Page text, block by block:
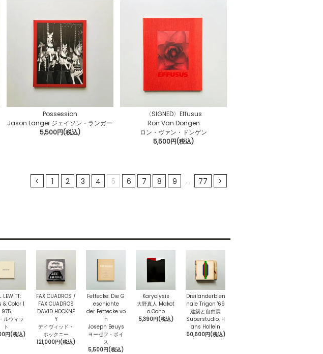
Possession
Jason Langer ジェイソン・ランガー
5,500円(税込)
〈SIGNED〉Effusus
Ron Van Dongen
ロン・ヴァン・ドンゲン
5,500円(税込)
< 1 2 3 4 5 6 7 8 9 ... 77 >
LEWITT:
& Color 1
975
ルウィッ
ト
円(税込)
FAX CUADROS /
FAX CUADROS
DAVID HOCKNE
Y
デイヴィッド・
ホックニー
121,000円(税込)
Fettecke: Die G
eschichte
der Fettecke vo
n
Joseph Beuys
ヨーゼフ・ボイ
ス
5,500円(税込)
Karyolysis
大野真人 Makot
o Oono
5,390円(税込)
Dreiländerbien
nale Trigon '69
建築と自由展
Superstudio, H
ans Hollein
50,600円(税込)